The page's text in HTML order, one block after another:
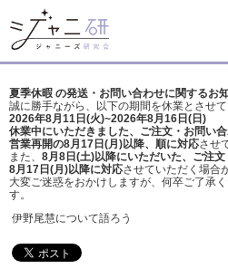
夏季休暇 の発送・お問い合わせに関するお
誠に勝手ながら、以下の期間を休業とさせて
2026年8月11日(火)~2026年8月16日(日)
休業中にいただきました、ご注文・お問い合
営業再開の8月17日(月)以降、順に対応させ
また、 8月8日(土)以降にいただいた、ご注文
8月17日(月)以降に対応させていただく場合
大変ご迷惑をおかけしますが、 何卒ご了承
す。
伊野尾慧について語ろう